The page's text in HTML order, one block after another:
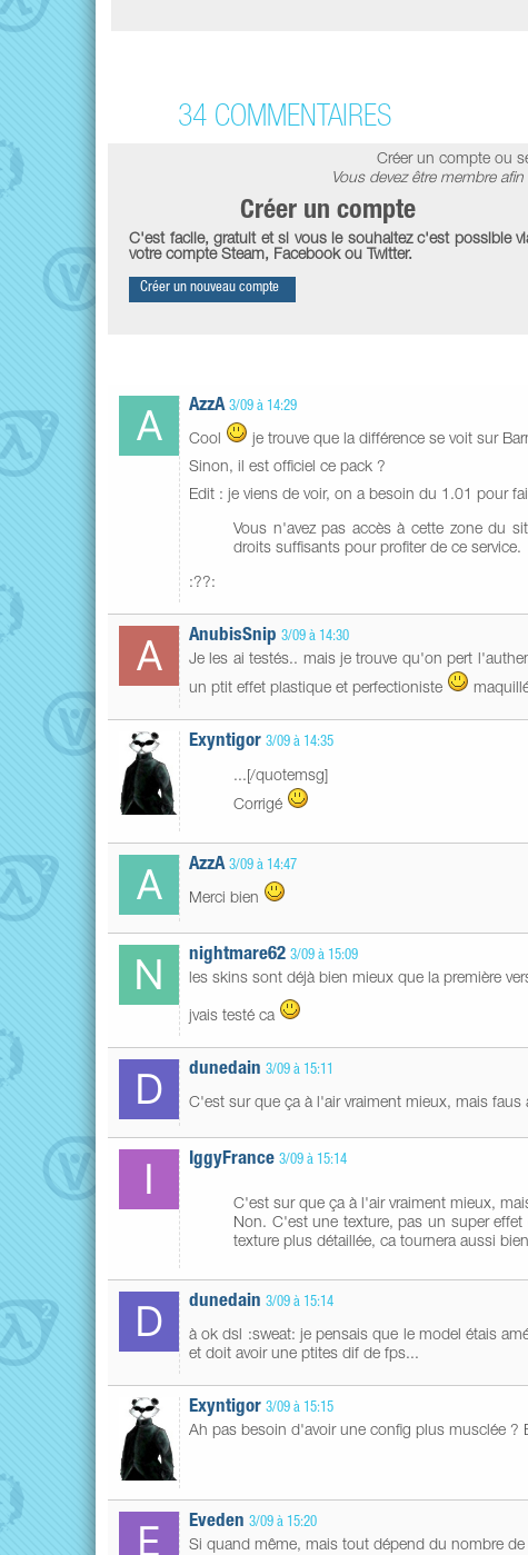
34 COMMENTAIRES
Créer un compte ou
Vous devez être membre
Créer un compte
C'est facile, gratuit et si vous le souhaitez c'est possible
votre compte Steam, Facebook ou Twitter.
Créer un nouveau compte
AzzA 3/09 à 14:29
Cool
je trouve que la différence se voit sur
Sinon, il est officiel ce pack ?
Edit : je viens de voir, on a besoin du 1.01 pour
Vous n'avez pas accès à cette zone du
droits suffisants pour profiter de ce service.
:??:
AnubisSnip 3/09 à 14:30
Je les ai testés.. mais je trouve qu'on pert
un ptit effet plastique et perfectioniste
Exyntigor 3/09 à 14:35
...[/quotemsg]
Corrigé
AzzA 3/09 à 14:47
Merci bien
nightmare62 3/09 à 15:09
les skins sont déjà bien mieux que la première
jvais testé ca
dunedain 3/09 à 15:11
C'est sur que ça à l'air vraiment mieux, mais faus
IggyFrance 3/09 à 15:14
C'est sur que ça à l'air vraiment mieux,
Non. C'est une texture, pas un super
texture plus détaillée, ca tournera aussi
dunedain 3/09 à 15:14
à ok dsl :sweat: je pensais que le model étais
et doit avoir une ptites dif de fps...
Exyntigor 3/09 à 15:15
Ah pas besoin d'avoir une config plus musclée ?
Eveden 3/09 à 15:20
Si quand même, mais tout dépend du nombre de